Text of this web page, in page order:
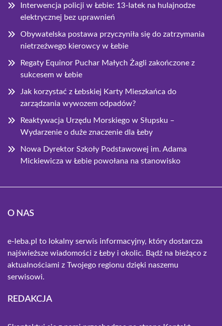
Interwencja policji w Łebie: 13-latek na hulajnodze
elektrycznej bez uprawnień
Obywatelska postawa przyczyniła się do zatrzymania
nietrzeźwego kierowcy w Łebie
Regaty Equinor Puchar Małych Żagli zakończone z
sukcesem w Łebie
Jak korzystać z Łebskiej Karty Mieszkańca do
zarządzania wywozem odpadów?
Reaktywacja Urzędu Morskiego w Słupsku –
Wydarzenie o duże znaczenie dla Łeby
Nowa Dyrektor Szkoły Podstawowej im. Adama
Mickiewicza w Łebie powołana na stanowisko
O NAS
e-leba.pl to lokalny serwis informacyjny, który dostarcza
najświeższe wiadomości z Łeby i okolic. Bądź na bieżąco z
aktualnościami z Twojego regionu dzięki naszemu
serwisowi.
REDAKCJA